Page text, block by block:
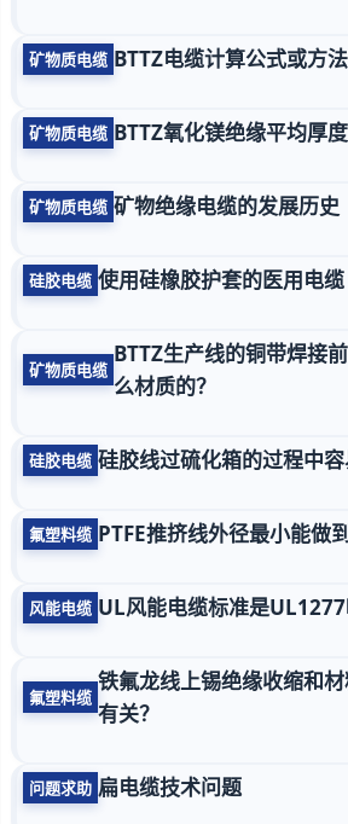
矿物质电缆 BTTZ电缆计算公式或方法
矿物质电缆 BTTZ氧化镁绝缘平均厚
矿物质电缆 矿物绝缘电缆的发展历史
硅胶电缆 使用硅橡胶护套的医用电缆
矿物质电缆
BTTZ生产线的铜带焊接
么材质的？
硅胶电缆 硅胶线过硫化箱的过程中
氟塑料缆 PTFE推挤线外径最小能做
风能电缆 UL风能电缆标准是
氟塑料缆
铁氟龙线上锡绝缘收缩和
有关？
问题求助 扁电缆技术问题